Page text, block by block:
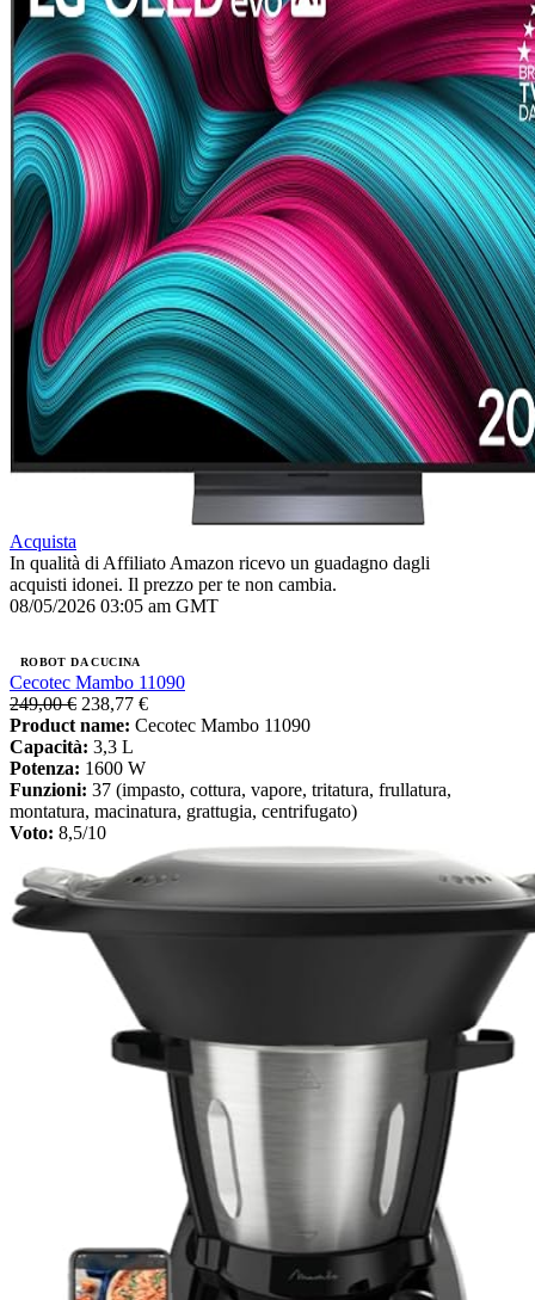
Acquista
In qualità di Affiliato Amazon ricevo un guadagno dagli
acquisti idonei. Il prezzo per te non cambia.
08/05/2026 03:05 am GMT
ROBOT DA CUCINA
Cecotec Mambo 11090
249,00 € 238,77 €
Product name: Cecotec Mambo 11090
Capacità: 3,3 L
Potenza: 1600 W
Funzioni: 37 (impasto, cottura, vapore, tritatura, frullatura,
montatura, macinatura, grattugia, centrifugato)
Voto: 8,5/10